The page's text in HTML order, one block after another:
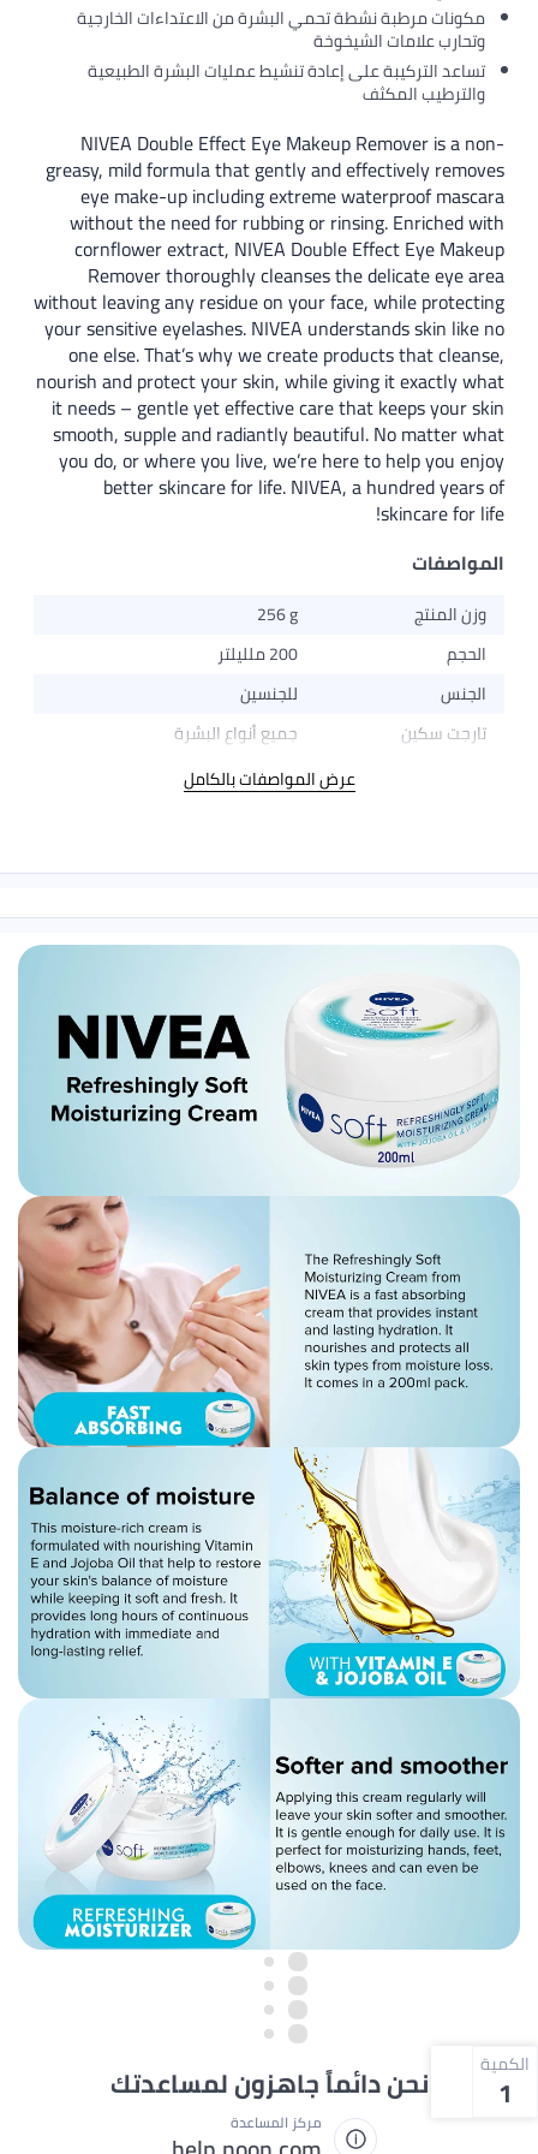
مكونات مرطبة نشطة تحمي البشرة من الاعتداءات الخارجية
وتحارب علامات الشيخوخة
تساعد التركيبة على إعادة تنشيط عمليات البشرة الطبيعية
والترطيب المكثف
NIVEA Double Effect Eye Makeup Remover is a non-
greasy, mild formula that gently and effectively removes
eye make-up including extreme waterproof mascara
without the need for rubbing or rinsing. Enriched with
cornflower extract, NIVEA Double Effect Eye Makeup
Remover thoroughly cleanses the delicate eye area
without leaving any residue on your face, while protecting
your sensitive eyelashes. NIVEA understands skin like no
one else. That’s why we create products that cleanse,
nourish and protect your skin, while giving it exactly what
it needs – gentle yet effective care that keeps your skin
smooth, supple and radiantly beautiful. No matter what
you do, or where you live, we’re here to help you enjoy
better skincare for life. NIVEA, a hundred years of
skincare for life!
المواصفات
وزن المنتج
256 g
الحجم
200 ملليلتر
الجنس
للجنسين
تارجت سكين
جميع أنواع البشرة
عرض المواصفات بالكامل
الكمية
1 نحن دائماً جاهزون لمساعدتك
مركز المساعدة